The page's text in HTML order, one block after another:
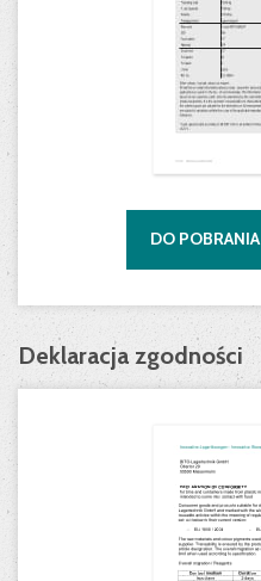
DO POBRANIA
Deklaracja zgodności